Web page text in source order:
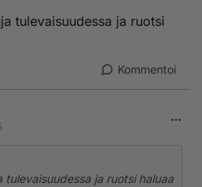
tulevaisuudessa ja ruotsi
Kommentoi
tulevaisuudessa ja ruotsi haluaa